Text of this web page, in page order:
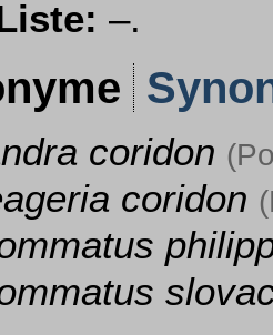
–.
coridon
coridon